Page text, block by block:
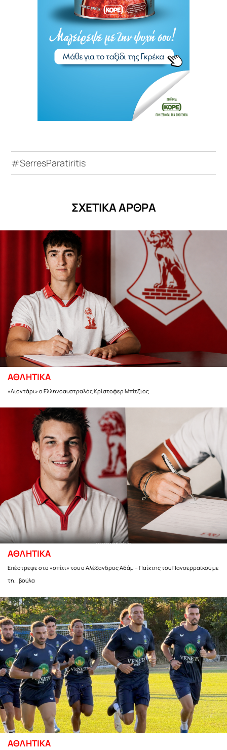
#SerresParatiritis
ΣΧΕΤΙΚΑ ΑΡΘΡΑ
ΑΘΛΗΤΙΚΑ
«Λιοντάρι» ο Ελληνοαυστραλός Κρίστοφερ Μπίτζιος
ΑΘΛΗΤΙΚΑ
Επέστρεψε στο «σπίτι» του ο Αλέξανδρος Αδάμ – Παίκτης του Πανσερραϊκού με
τη… βούλα
ΑΘΛΗΤΙΚΑ